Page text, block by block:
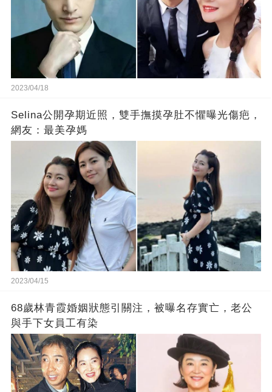
2023/04/18
Selina公開孕期近照，雙手撫摸孕肚不懼曝光傷疤，
網友：最美孕媽
2023/04/15
68歲林青霞婚姻狀態引關注，被曝名存實亡，老公
與手下女員工有染